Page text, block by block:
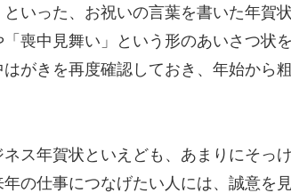
いった、お祝いの言葉を書いた年賀
喪中見舞い」という形のあいさつ状
がきを再度確認しておき、年始から
ス年賀状といえども、あまりにそっ
の仕事につなげたい人には、誠意を